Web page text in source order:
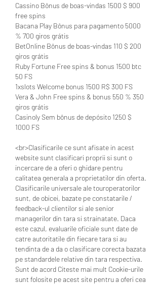
Cassino Bônus de boas-vindas 1500 $ 900
free spins
Bacana Play Bônus para pagamento 5000
% 700 giros grátis
BetOnline Bônus de boas-vindas 110 $ 200
giros grátis
Ruby Fortune Free spins & bonus 1500 btc
50 FS
1xslots Welcome bonus 1500 R$ 300 FS
Vera & John Free spins & bonus 550 % 350
giros grátis
Casinoly Sem bônus de depósito 1250 $
1000 FS
<br>Clasificarile ce sunt afisate in acest
website sunt clasificari proprii si sunt o
incercare de a oferi o ghidare pentru
calitatea generala a proprietatilor din oferta.
Clasificarile universale ale touroperatorilor
sunt, de obicei, bazate pe constatarile /
feedback-ul clientilor si ale senior
managerilor din tara si strainatate. Daca
este cazul, evaluarile oficiale sunt date de
catre autoritatile din fiecare tara si au
tendinta de a da o clasificare corecta bazata
pe standardele relative din tara respectiva.
Sunt de acord Citeste mai mult Cookie-urile
sunt folosite pe acest site pentru a oferi cea